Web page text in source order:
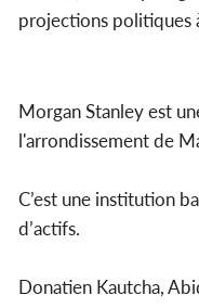
projections politiques
Morgan Stanley est
l'arrondissement de
C’est une institution
d’actifs.
Donatien Kautcha,